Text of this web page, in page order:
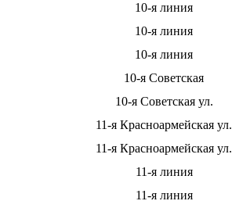
10-я линия
10-я линия
10-я линия
10-я Советская
10-я Советская ул.
11-я Красноармейская ул.
11-я Красноармейская ул.
11-я линия
11-я линия